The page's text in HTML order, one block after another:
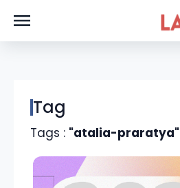
Tag
Tags : "atalia-praratya"